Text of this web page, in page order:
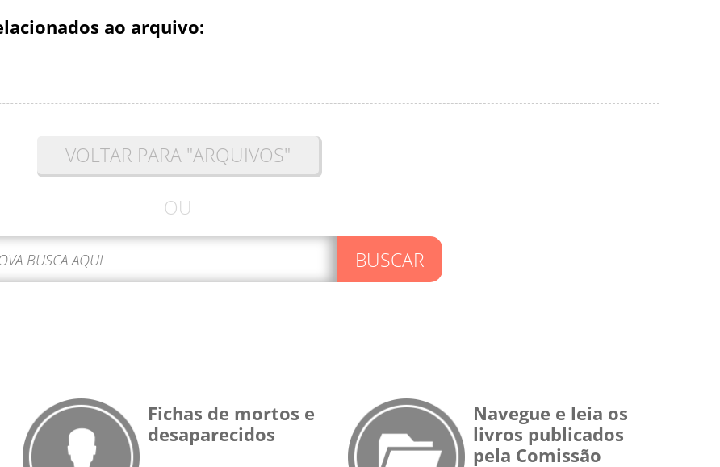
ao arquivo:
VOLTAR PARA "ARQUIVOS"
OU
BUSCAR
Fichas de mortos e
desaparecidos
Navegue e leia os
livros publicados
pela Comissão